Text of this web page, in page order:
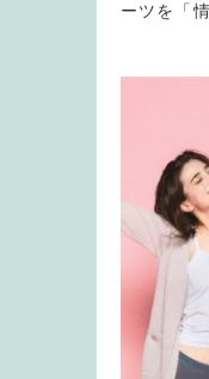
ーツを「